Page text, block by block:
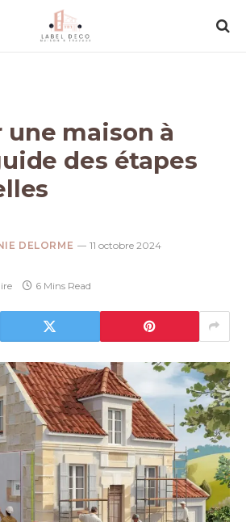
une maison à
des étapes
DELORME 11 octobre 2024
6 Mins Read